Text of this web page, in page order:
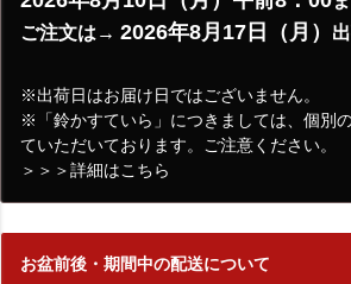
ご注文は→ 2026年8月17日（月）
※出荷日はお届け日ではございません。
※「鈴かすていら」につきましては、個別
ていただいております。ご注意ください。
＞＞＞詳細はこちら
お盆前後・期間中の配送について